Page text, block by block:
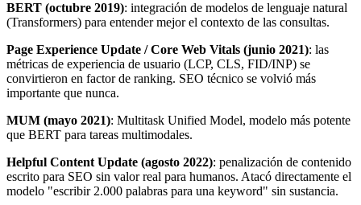
BERT (octubre 2019): integración de modelos de lenguaje natural
(Transformers) para entender mejor el contexto de las consultas.
Page Experience Update / Core Web Vitals (junio 2021): las
métricas de experiencia de usuario (LCP, CLS, FID/INP) se
convirtieron en factor de ranking. SEO técnico se volvió más
importante que nunca.
MUM (mayo 2021): Multitask Unified Model, modelo más potente
que BERT para tareas multimodales.
Helpful Content Update (agosto 2022): penalización de contenido
escrito para SEO sin valor real para humanos. Atacó directamente el
modelo "escribir 2.000 palabras para una keyword" sin sustancia.